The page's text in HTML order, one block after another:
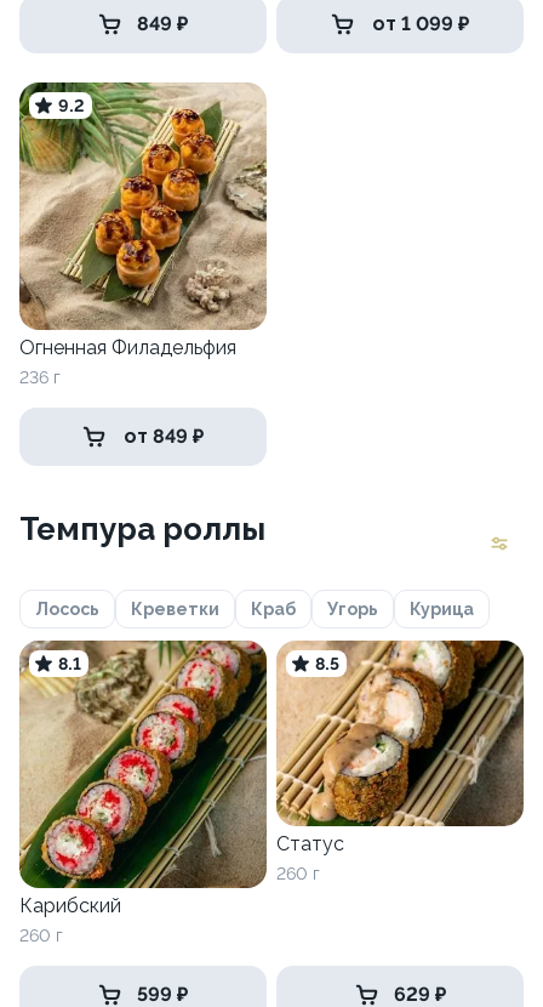
849 ₽ от 1 099 ₽
9.2
Огненная Филадельфия
236 г
от 849 ₽
Темпура роллы
Лосось Креветки Краб Угорь Курица
8.1
Карибский
260 г
599 ₽
8.5
Статус
260 г
629 ₽